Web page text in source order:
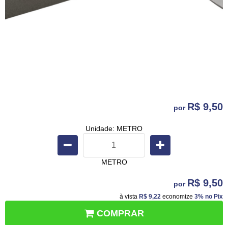
por R$ 9,50
Unidade: METRO
METRO
por R$ 9,50
à vista R$ 9,22 economize 3% no Pix
COMPRAR